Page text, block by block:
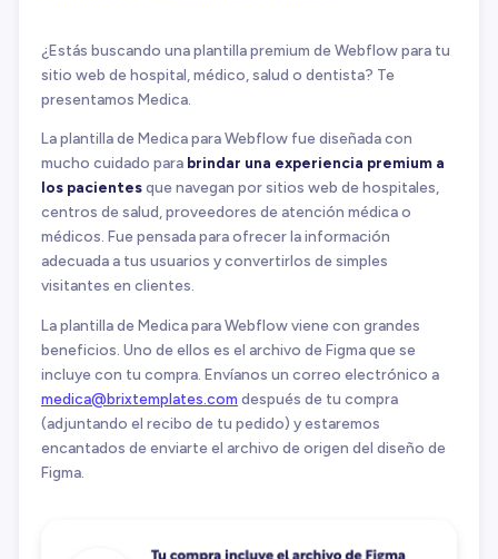
¿Estás buscando una plantilla premium de Webflow para tu
sitio web de hospital, médico, salud o dentista? Te
presentamos Medica.
La plantilla de Medica para Webflow fue diseñada con
mucho cuidado para brindar una experiencia premium a
los pacientesque navegan por sitios web de hospitales,
centros de salud, proveedores de atención médica o
médicos. Fue pensada para ofrecer la información
adecuada a tus usuarios y convertirlos de simples
visitantes en clientes.
La plantilla de Medica para Webflow viene con grandes
beneficios. Uno de ellos es el archivo de Figma que se
incluye con tu compra. Envíanos un correo electrónico a
medica@brixtemplates.com después de tu compra
(adjuntando el recibo de tu pedido) y estaremos
encantados de enviarte el archivo de origen del diseño de
Figma.